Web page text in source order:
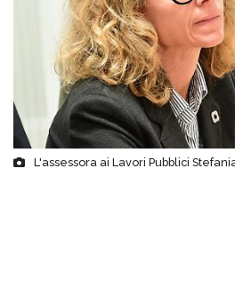
L'assessora ai Lavori Pubblici